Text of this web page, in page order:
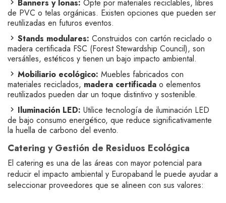
Banners y lonas: Opte por materiales reciclables, libres
de PVC o telas orgánicas. Existen opciones que pueden ser
reutilizadas en futuros eventos.
Stands modulares: Construidos con cartón reciclado o
madera certificada FSC (Forest Stewardship Council), son
versátiles, estéticos y tienen un bajo impacto ambiental.
Mobiliario ecológico: Muebles fabricados con
materiales reciclados, madera certificada o elementos
reutilizados pueden dar un toque distintivo y sostenible.
Iluminación LED: Utilice tecnología de iluminación LED
de bajo consumo energético, que reduce significativamente
la huella de carbono del evento.
Catering y Gestión de Residuos Ecológica
El catering es una de las áreas con mayor potencial para
reducir el impacto ambiental y Europaband le puede ayudar a
seleccionar proveedores que se alineen con sus valores: